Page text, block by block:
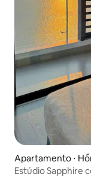
Apartamento ⋅
Estúdio Sapphire